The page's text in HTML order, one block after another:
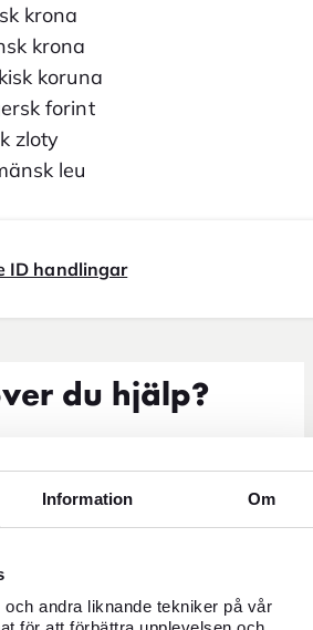
Information Om
andra liknande tekniker på vår
krona
krona
koruna
forint
zloty
leu
ID handlingar
du hjälp?